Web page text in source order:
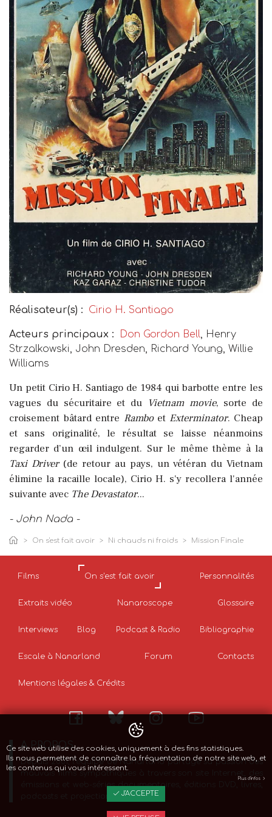
Réalisateur(s) : Cirio H. Santiago
Acteurs principaux : Don Gordon Bell , Henry
Strzalkowski, John Dresden, Richard Young, Willie
Williams
Un petit Cirio H. Santiago de 1984 qui barbotte entre les
vagues du sécuritaire et du Vietnam movie, sorte de
croisement bâtard entre Ramboet Exterminator. Cheap
et sans originalité, le résultat se laisse néanmoins
regarder d’un œil indulgent. Sur le même thème à la
Taxi Driver(de retour au pays, un vétéran du Vietnam
élimine la racaille locale), Cirio H. s'y recollera l'année
suivante avec The Devastator...
- John Nada -
On s'est fait avoir Ni chauds ni froids Mission Finale
A PROPOS
Depuis 2001, l’équipe de Nanarland partage sa passion des
mauvais films sympathiques à travers son site Internet, des
émissions et web-séries documentaires, éditions DVD, livres,
podcasts et projections de films.
Films On s'est fait avoir Personnalités
Extraits vidéo Nanaroscope Glossaire
Interviews Blog Podcast & Radio Bibliographie
Escale à Nanarland Forum Contacts
Mentions légales & Crédits
Ce site web utilise des cookies, uniquement à des fins statistiques.
Ils nous permettent de connaître la fréquentation de notre site web, et
les contenus qui vous intéressent.
Plus d'infos
J'ACCEPTE